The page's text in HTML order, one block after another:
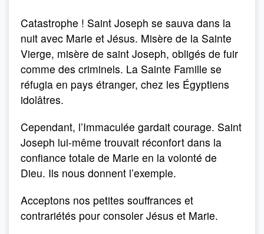
Catastrophe ! Saint Joseph se sauva dans la
nuit avec Marie et Jésus. Misère de la Sainte
Vierge, misère de saint Joseph, obligés de fuir
comme des criminels. La Sainte Famille se
réfugia en pays étranger, chez les Égyptiens
idolâtres.
Cependant, l’Immaculée gardait courage. Saint
Joseph lui-même trouvait réconfort dans la
confiance totale de Marie en la volonté de
Dieu. Ils nous donnent l’exemple.
Acceptons nos petites souffrances et
contrariétés pour consoler Jésus et Marie.